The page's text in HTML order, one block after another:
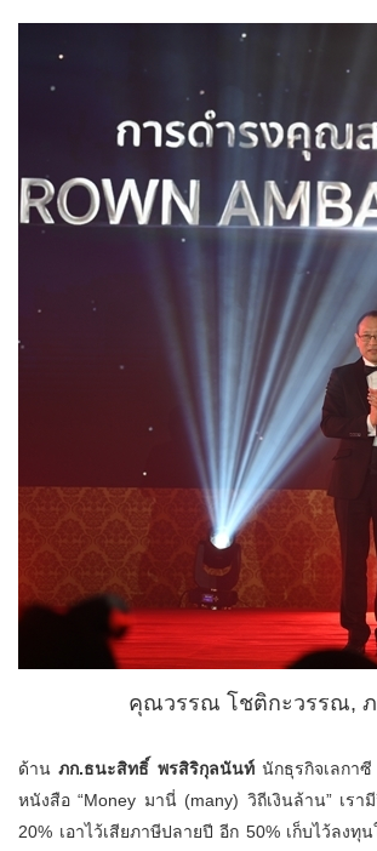
คุณวรรณ โชติกะวรรณ,
ด้านภก.ธนะสิทธิ์ พรสิริกุลนันท์นักธุรกิจเลกาซี
หนังสือ “Money มานี่ (many) วิถีเงินล้าน” เร
20% เอาไว้เสียภาษีปลายปี อีก 50% เก็บไว้ลงทุ